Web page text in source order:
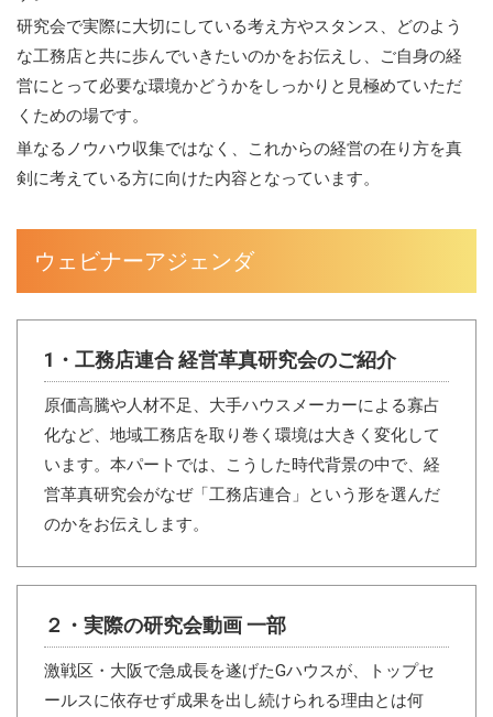
研究会で実際に大切にしている考え方やスタンス、どのよう
な工務店と共に歩んでいきたいのかをお伝えし、ご自身の経
営にとって必要な環境かどうかをしっかりと見極めていただ
くための場です。
単なるノウハウ収集ではなく、これからの経営の在り方を真
剣に考えている方に向けた内容となっています。
ウェビナーアジェンダ
1・工務店連合 経営革真研究会のご紹介
原価高騰や人材不足、大手ハウスメーカーによる寡占
化など、地域工務店を取り巻く環境は大きく変化して
います。本パートでは、こうした時代背景の中で、経
営革真研究会がなぜ「工務店連合」という形を選んだ
のかをお伝えします。
２・実際の研究会動画 一部
激戦区・大阪で急成長を遂げたGハウスが、トップセ
ールスに依存せず成果を出し続けられる理由とは何